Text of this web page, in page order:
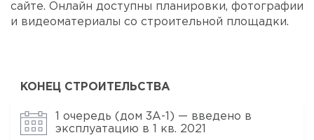
сайте. Онлайн доступны планировки, фотографии
и видеоматериалы со строительной площадки.
КОНЕЦ СТРОИТЕЛЬСТВА
1 очередь (дом 3А-1) — введено в
эксплуатацию в 1 кв. 2021